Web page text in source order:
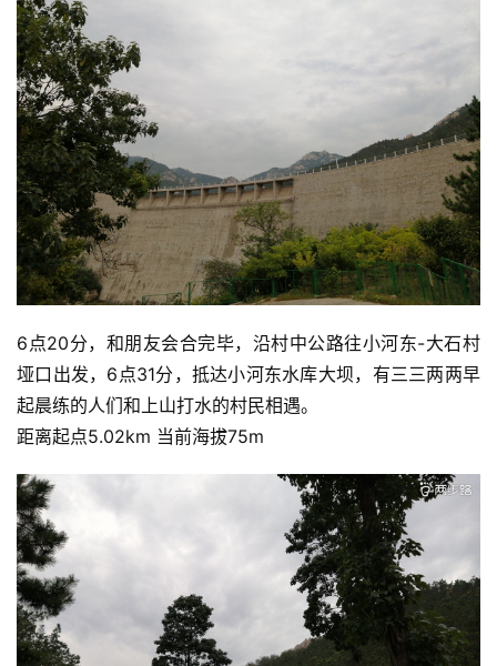
6点20分，和朋友会合完毕，沿村中公路往小河东-大石村
垭口出发，6点31分，抵达小河东水库大坝，有三三两两早
起晨练的人们和上山打水的村民相遇。
距离起点5.02km 当前海拔75m